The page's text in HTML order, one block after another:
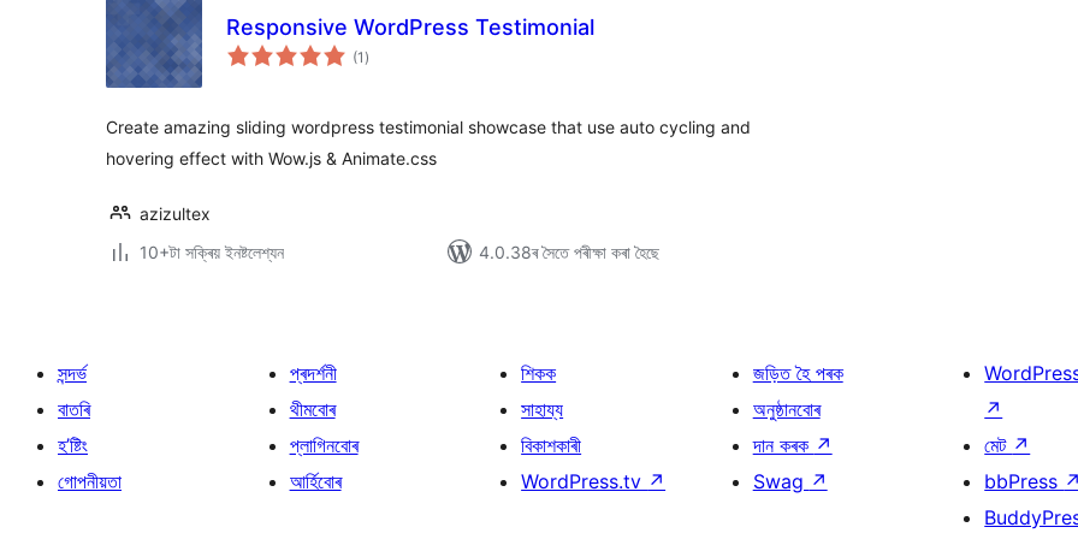
Responsive WordPress Testimonial
(1 টা
মুঠ)
Create amazing sliding wordpress testimonial showcase that use auto cycling and
hovering effect with Wow.js & Animate.css
azizultex
10+টা সক্ৰিয় ইনষ্টলেশ্যন
4.0.38ৰ সৈতে পৰীক্ষা কৰা হৈছে
সন্দৰ্ভ
বাতৰি
হ’ষ্টিং
গোপনীয়তা
প্ৰদৰ্শনী
থীমবোৰ
প্লাগিনবোৰ
আৰ্হিবোৰ
শিকক
সাহায্য
বিকাশকাৰী
WordPress.tv ↗
জড়িত হৈ পৰক
অনুষ্ঠানবোৰ
দান কৰক ↗
Swag ↗
↗
মেট ↗
bbPress ↗